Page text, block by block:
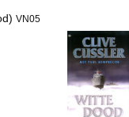
VN05